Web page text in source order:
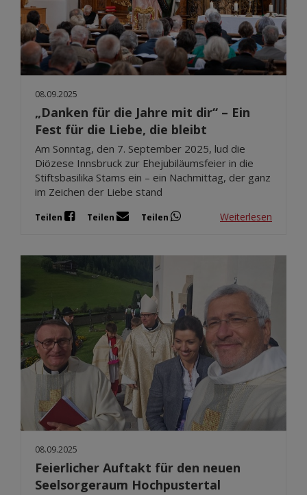
08.09.2025
„Danken für die Jahre mit dir“ – Ein
Fest für die Liebe, die bleibt
Am Sonntag, den 7. September 2025, lud die
Diözese Innsbruck zur Ehejubiläumsfeier in die
Stiftsbasilika Stams ein – ein Nachmittag, der ganz
im Zeichen der Liebe stand
Teilen Teilen Teilen Weiterlesen
08.09.2025
Feierlicher Auftakt für den neuen
Seelsorgeraum Hochpustertal